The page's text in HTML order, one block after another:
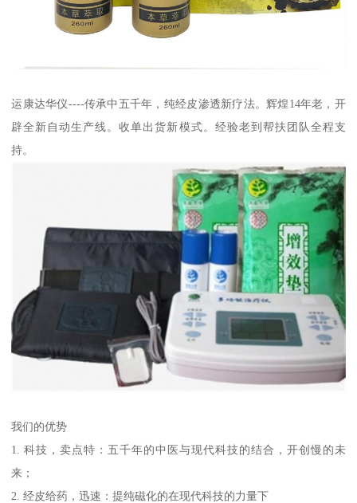
运康达华仪----传承中五千年，纯经皮渗透新疗法。辉煌14年老，开
辟全新自动生产线。收单出货新模式。经验老到帮扶团队全程支
持。
我们的优势
1. 科技，卖点特：五千年的中医与现代科技的结合，开创慢的未
来；
2. 经皮给药，迅速：提纯磁化的在现代科技的力量下